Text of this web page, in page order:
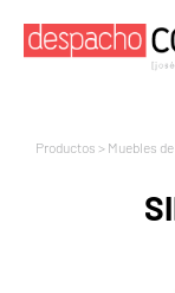
Productos > Muebles